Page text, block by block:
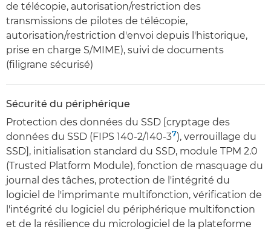
de télécopie, autorisation/restriction des
transmissions de pilotes de télécopie,
autorisation/restriction d'envoi depuis l'historique,
prise en charge S/MIME), suivi de documents
(filigrane sécurisé)
Sécurité du périphérique
Protection des données du SSD [cryptage des
données du SSD (FIPS 140-2/140-37), verrouillage du
SSD], initialisation standard du SSD, module TPM 2.0
(Trusted Platform Module), fonction de masquage du
journal des tâches, protection de l'intégrité du
logiciel de l'imprimante multifonction, vérification de
l'intégrité du logiciel du périphérique multifonction
et de la résilience du micrologiciel de la plateforme